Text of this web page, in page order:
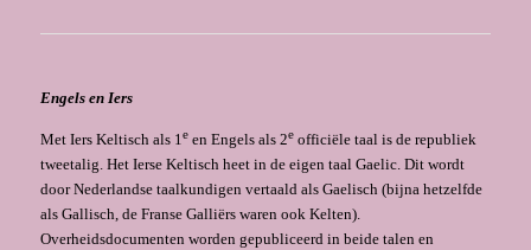
Engels en Iers
Met Iers Keltisch als 1een Engels als 2eofficiële taal is de republiek
tweetalig. Het Ierse Keltisch heet in de eigen taal Gaelic. Dit wordt
door Nederlandse taalkundigen vertaald als Gaelisch (bijna hetzelfde
als Gallisch, de Franse Galliërs waren ook Kelten).
Overheidsdocumenten worden gepubliceerd in beide talen en